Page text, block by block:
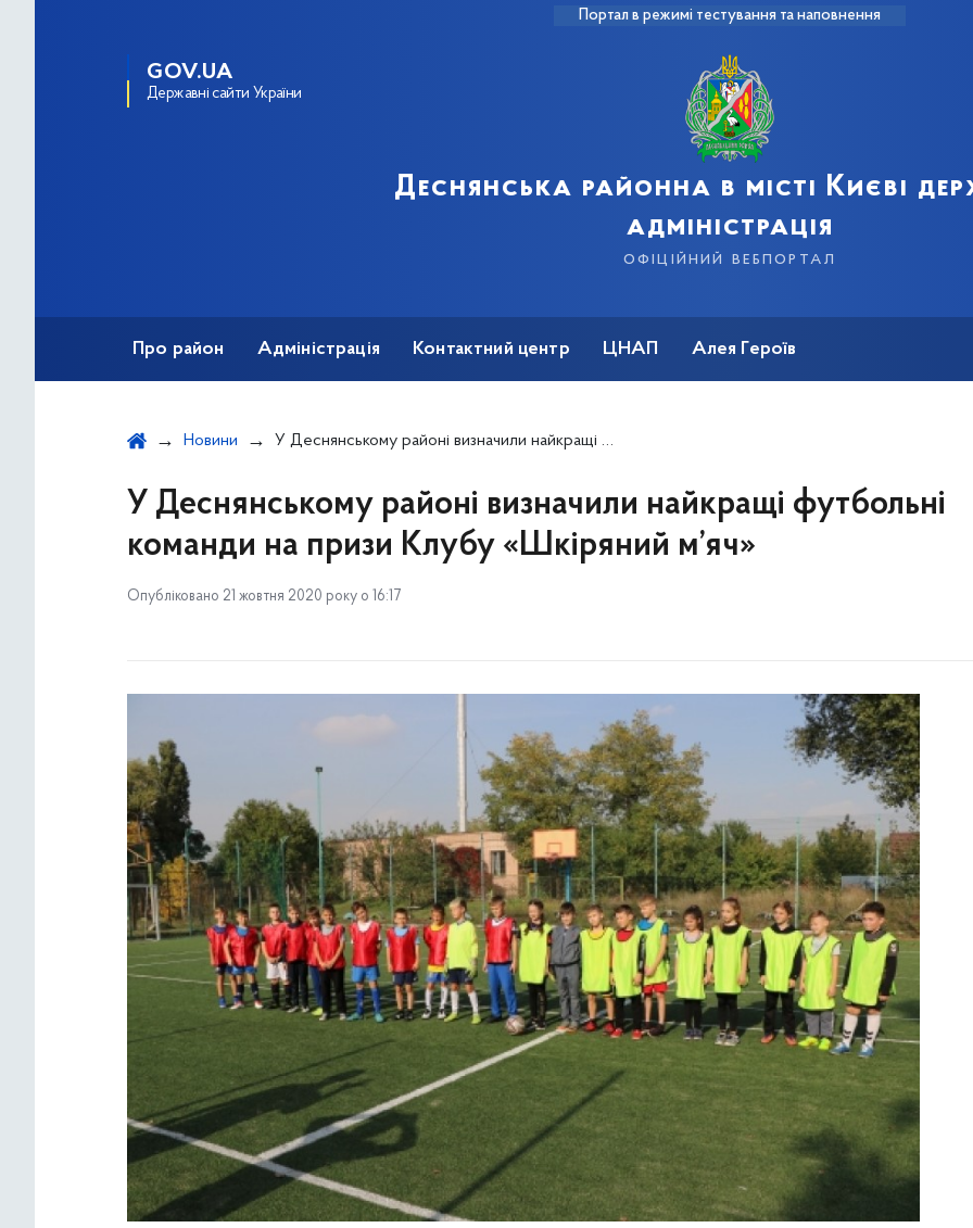
Портал в режимі тестування та наповнення
GOV.UA
Державні сайти України
Деснянська районна в місті Києві
адміністрація
офіційний вебпортал
Про район Адміністрація Контактний центр ЦНАП Алея Героїв
Новини У Деснянському районі визначили найкращі футбольні команди на призи Клубу «Шкіряний м’яч»
У Деснянському районі визначили найкращі футбольні
команди на призи Клубу «Шкіряний м’яч»
Опубліковано 21 жовтня 2020 року о 16:17